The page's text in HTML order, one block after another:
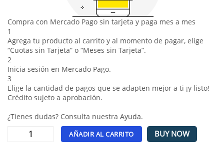
Compra con Mercado Pago sin tarjeta y paga mes a mes
1
Agrega tu producto al carrito y al momento de pagar, elige
“Cuotas sin Tarjeta” o “Meses sin Tarjeta”.
2
Inicia sesión en Mercado Pago.
3
Elige la cantidad de pagos que se adapten mejor a ti ¡y listo!
Crédito sujeto a aprobación.
¿Tienes dudas? Consulta nuestra Ayuda.
AÑADIR AL CARRITO BUY NOW